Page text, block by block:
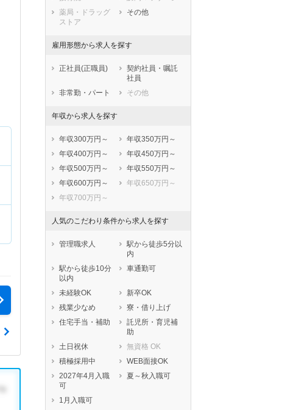
習志野市
柏市
勝浦市
市原市
我孫子市
鴨川市
浦安市
四街道市
袖ケ浦市
白井市
南房総市
匝瑳市
香取市
山武市
いすみ市
大網白里市
印旛郡酒々井町
印旛郡栄町
香取郡神崎町
町
長生郡一宮町
長生郡睦沢町
長生郡長柄町
夷隅郡大多喜町
夷隅郡御宿町
安房郡鋸南町
薬局・ドラッグ
ストア
その他
雇用形態から求人を探す
正社員(正職員)
契約社員・嘱託
社員
非常勤・パート
その他
年収から求人を探す
年収300万円～
年収350万円～
年収400万円～
年収450万円～
年収500万円～
年収550万円～
年収600万円～
年収650万円～
年収700万円～
人気のこだわり条件から求人を探す
管理職求人
駅から徒歩5分以
内
駅から徒歩10分
以内
車通勤可
未経験OK
新卒OK
残業少なめ
寮・借り上げ
住宅手当・補助
託児所・育児補
助
土日祝休
無資格 OK
積極採用中
WEB面接OK
2027年4月入職
可
夏～秋入職可
1月入職可